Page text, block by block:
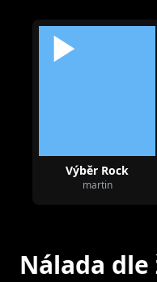
Výběr Rock
martin
Nálada